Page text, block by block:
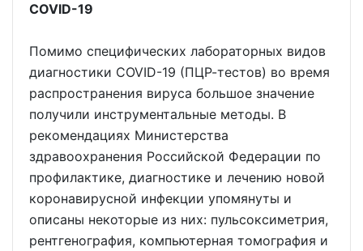
COVID-19
Помимо специфических лабораторных видов
диагностики COVID-19 (ПЦР-тестов) во время
распространения вируса большое значение
получили инструментальные методы. В
рекомендациях Министерства
здравоохранения Российской Федерации по
профилактике, диагностике и лечению новой
коронавирусной инфекции упомянуты и
описаны некоторые из них: пульсоксиметрия,
рентгенография, компьютерная томография и